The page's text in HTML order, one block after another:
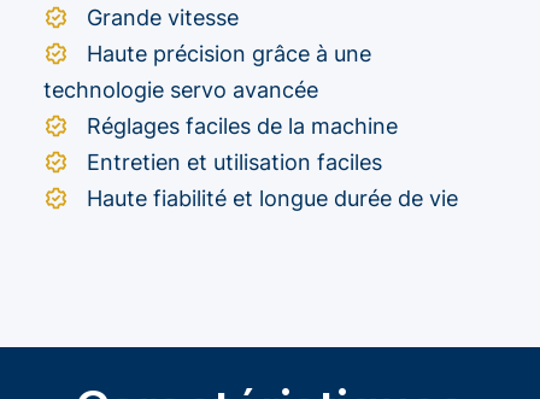
Grande vitesse
Haute précision grâce à une
technologie servo avancée
Réglages faciles de la machine
Entretien et utilisation faciles
Haute fiabilité et longue durée de vie